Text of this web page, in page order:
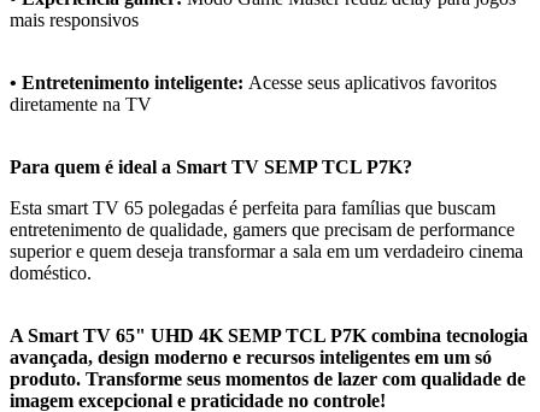
mais responsivos
• Entretenimento inteligente: Acesse seus aplicativos favoritos
diretamente na TV
Para quem é ideal a Smart TV SEMP TCL P7K?
Esta smart TV 65 polegadas é perfeita para famílias que buscam
entretenimento de qualidade, gamers que precisam de performance
superior e quem deseja transformar a sala em um verdadeiro cinema
doméstico.
A Smart TV 65" UHD 4K SEMP TCL P7K combina tecnologia
avançada, design moderno e recursos inteligentes em um só
produto. Transforme seus momentos de lazer com qualidade de
imagem excepcional e praticidade no controle!